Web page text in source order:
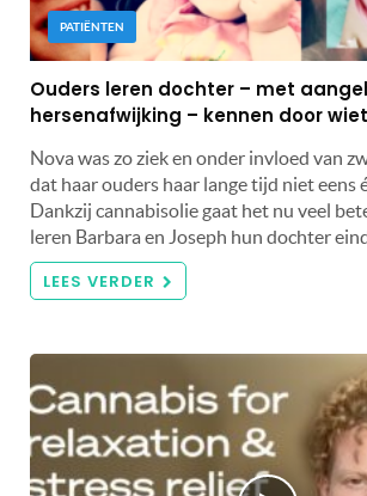
PATIËNTEN
Ouders leren dochter – met
hersenafwijking – kennen door
Nova was zo ziek en onder invloed van
dat haar ouders haar lange tijd niet eens
Dankzij cannabisolie gaat het nu veel
leren Barbara en Joseph hun dochter
LEES VERDER